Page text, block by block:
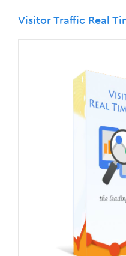
Visitor Traffic Real